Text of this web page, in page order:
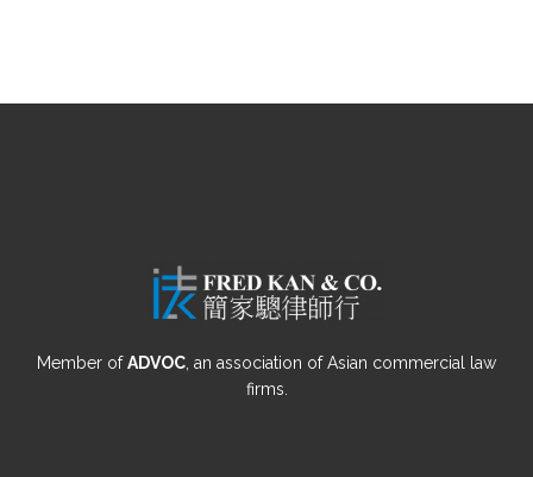
Member ofADVOC, an association of Asian commercial law
firms.